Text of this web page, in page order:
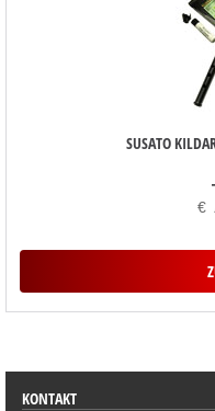
SUSATO
€
KONTAKT